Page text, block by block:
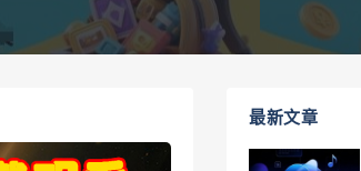
最新文章